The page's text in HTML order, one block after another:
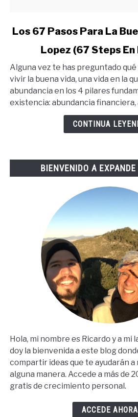
link
67
Pasos
Para
Steps
Los 67 Pasos Para La
Lopez (67 Steps En
Alguna vez te has preguntado
vivir la buena vida, una vida en la
abundancia en los 4 pilares
existencia: abundancia financiera,
CONTINUA
BIENVENIDO A
Hola, mi nombre es Ricardo y a mi
doy la bienvenida a este blog
compartir ideas que te ayudarán a
alguna manera. Accede a más de
gratis de crecimiento personal.
ACCEDE AHORA